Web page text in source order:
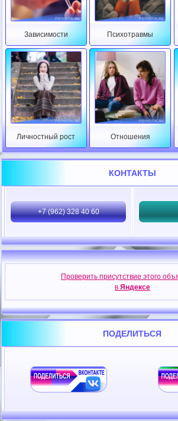
Зависимости Психотравмы
Личностный рост Отношения
КОНТАКТЫ
+7 (962) 328 40 60
Проверить присутствие этого
в Яндексе
ПОДЕЛИТЬСЯ